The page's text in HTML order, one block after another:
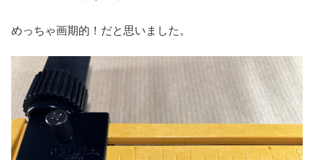
めっちゃ画期的！だと思いました。